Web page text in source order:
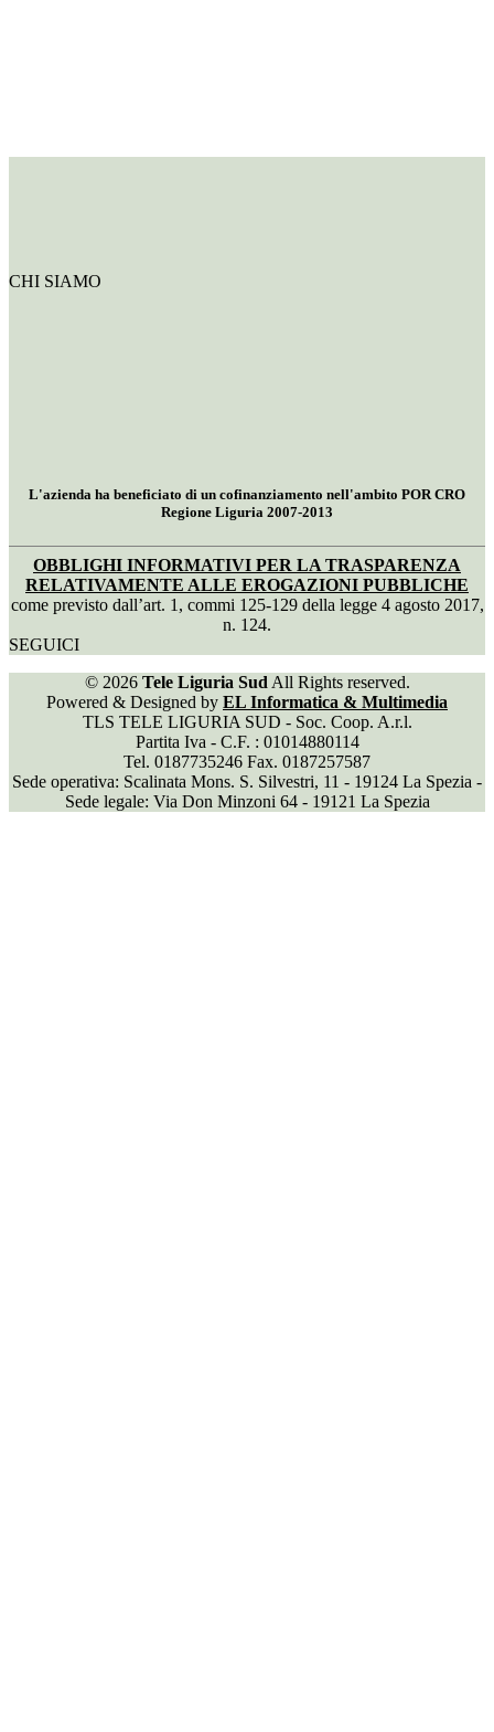
CHI SIAMO
L'azienda ha beneficiato di un cofinanziamento nell'ambito POR CRO
Regione Liguria 2007-2013
OBBLIGHI INFORMATIVI PER LA TRASPARENZA
RELATIVAMENTE ALLE EROGAZIONI PUBBLICHE
come previsto dall’art. 1, commi 125-129 della legge 4 agosto 2017,
n. 124.
SEGUICI
© 2026 Tele Liguria Sud All Rights reserved.
Powered & Designed by EL Informatica & Multimedia
TLS TELE LIGURIA SUD - Soc. Coop. A.r.l.
Partita Iva - C.F. : 01014880114
Tel. 0187735246 Fax. 0187257587
Sede operativa: Scalinata Mons. S. Silvestri, 11 - 19124 La Spezia -
Sede legale: Via Don Minzoni 64 - 19121 La Spezia